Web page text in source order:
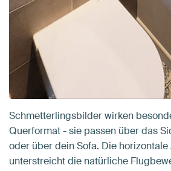
Schmetterlingsbilder wirken
Querformat - sie passen über das
oder über dein Sofa. Die
unterstreicht die natürliche